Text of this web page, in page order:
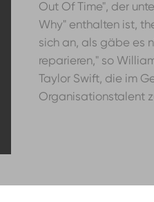
Out Of Time", der
Why" enthalten ist,
sich an, als gäbe es
reparieren," so
Taylor Swift, die im
Organisationstalent